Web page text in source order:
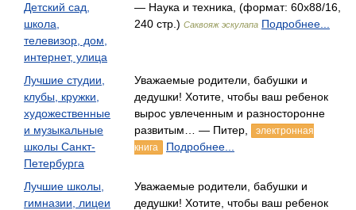
Детский сад,
школа,
телевизор, дом,
интернет, улица
— Наука и техника, (формат: 60x88/16,
240 стр.) Саквояж эскулапа Подробнее...
Лучшие студии,
клубы, кружки,
художественные
и музыкальные
школы Санкт-
Петербурга
Уважаемые родители, бабушки и
дедушки! Хотите, чтобы ваш ребенок
вырос увлеченным и разносторонне
развитым… — Питер,
электронная
книга
Подробнее...
Лучшие школы,
гимназии, лицеи
Уважаемые родители, бабушки и
дедушки! Хотите, чтобы ваш ребенок